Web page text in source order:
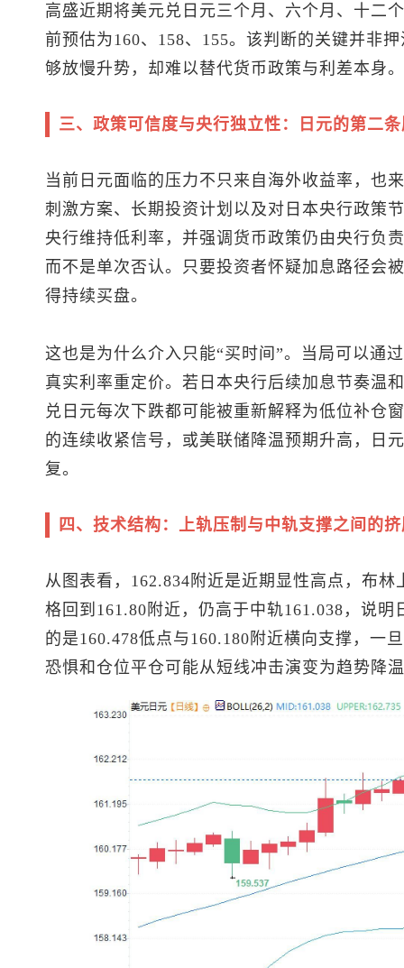
高盛近期将美元兑日元三个月、六个月、十二
前预估为160、158、155。该判断的关键并非
够放慢升势，却难以替代货币政策与利差本身。
三、政策可信度与央行独立性：日元的第二
当前日元面临的压力不只来自海外收益率，也
刺激方案、长期投资计划以及对日本央行政策
央行维持低利率，并强调货币政策仍由央行负
而不是单次否认。只要投资者怀疑加息路径会
得持续买盘。
这也是为什么介入只能“买时间”。当局可以通
真实利率重定价。若日本央行后续加息节奏温
兑日元每次下跌都可能被重新解释为低位补仓
的连续收紧信号，或美联储降温预期升高，日
复。
四、技术结构：上轨压制与中轨支撑之间的
从图表看，162.834附近是近期显性高点，布
格回到161.80附近，仍高于中轨161.038，说
的是160.478低点与160.180附近横向支撑，一
恐惧和仓位平仓可能从短线冲击演变为趋势降